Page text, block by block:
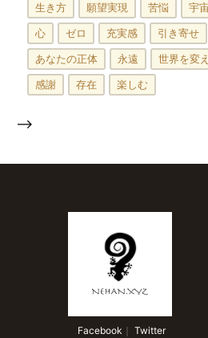
生き方
願望実現 苦悩 宇
心
ゼロ 充実感 引き寄せ
あなたの正体
永遠 世界を変
感謝
存在 楽しむ
-->
Facebook ｜ Twitter